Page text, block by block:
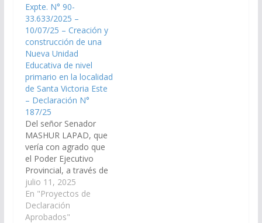
que se incluya en la
Ley de Presupuesto
2026 de la Provincia la
creación y
construcción de una
Nueva…
Expte. N° 90-
33.633/2025 –
10/07/25 – Creación y
construcción de una
Nueva Unidad
Educativa de nivel
primario en la localidad
de Santa Victoria Este
– Declaración N°
187/25
Del señor Senador
MASHUR LAPAD, que
vería con agrado que
el Poder Ejecutivo
Provincial, a través de
los organismos que
correspondan incluya
en el anteproyecto del
Presupuesto General
julio 11, 2025
En "Proyectos de
Declaración
Aprobados"